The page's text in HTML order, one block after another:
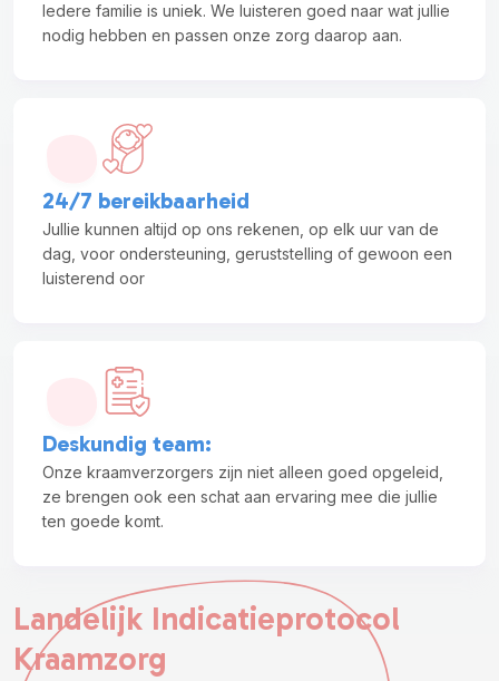
Iedere familie is uniek. We luisteren goed naar wat jullie
nodig hebben en passen onze zorg daarop aan.
24/7 bereikbaarheid
Jullie kunnen altijd op ons rekenen, op elk uur van de
dag, voor ondersteuning, geruststelling of gewoon een
luisterend oor
Deskundig team:
Onze kraamverzorgers zijn niet alleen goed opgeleid,
ze brengen ook een schat aan ervaring mee die jullie
ten goede komt.
Landelijk Indicatieprotocol
Kraamzorg